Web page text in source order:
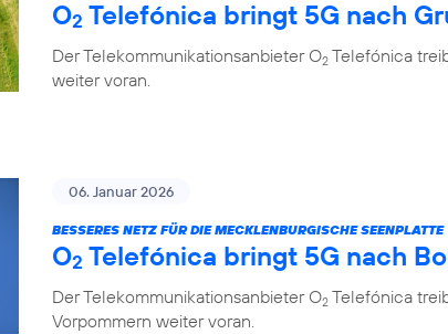
O2 Telefónica bringt 5G nach
Der Telekommunikationsanbieter O2 Telefónica
weiter voran.
06. Januar 2026
BESSERES NETZ FÜR DIE MECKLENBURGISCHE SEENPLATTE
O2 Telefónica bringt 5G nach
Der Telekommunikationsanbieter O2 Telefónica
Vorpommern weiter voran.